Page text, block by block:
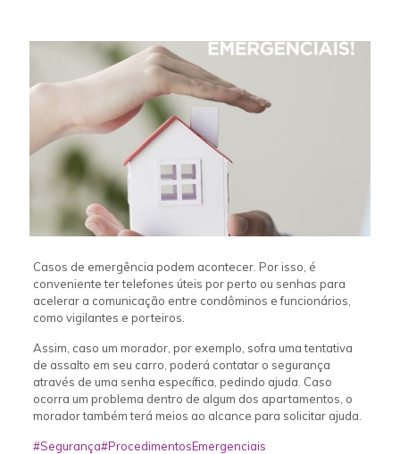
Casos de emergência podem acontecer. Por isso, é
conveniente ter telefones úteis por perto ou senhas para
acelerar a comunicação entre condôminos e funcionários,
como vigilantes e porteiros.
Assim, caso um morador, por exemplo, sofra uma tentativa
de assalto em seu carro, poderá contatar o segurança
através de uma senha específica, pedindo ajuda. Caso
ocorra um problema dentro de algum dos apartamentos, o
morador também terá meios ao alcance para solicitar ajuda.
#Segurança#ProcedimentosEmergenciais